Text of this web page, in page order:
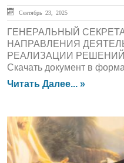
Сентябрь 23, 2025
ГЕНЕРАЛЬНЫЙ
НАПРАВЛЕНИЯ
РЕАЛИЗАЦИИ РЕШЕНИЙ
Скачать документ в
Читать Далее... »
ГЛАВНАЯ